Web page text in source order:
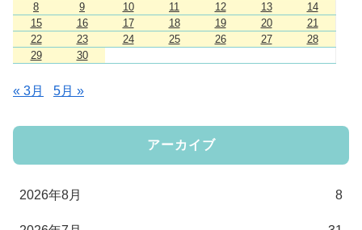
8
9 10 11 12 13
14
15
16 17 18 19 20
21
22
23 24 25 26 27
28
29
30
« 3月 5月 »
アーカイブ
2026年8月 8